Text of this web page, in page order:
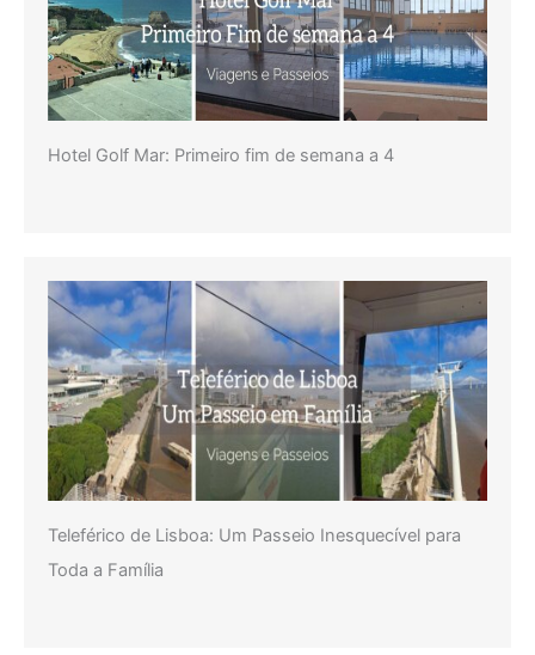
Hotel Golf Mar: Primeiro fim de semana a 4
Teleférico de Lisboa: Um Passeio Inesquecível para
Toda a Família